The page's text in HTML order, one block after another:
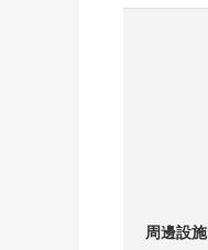
周邊設施